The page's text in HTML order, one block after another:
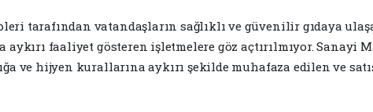
tarafından vatandaşların sağlıklı ve güvenilir gıdaya
faaliyet gösteren işletmelere göz açtırılmıyor. Sanayi
ve hijyen kurallarına aykırı şekilde muhafaza edilen ve